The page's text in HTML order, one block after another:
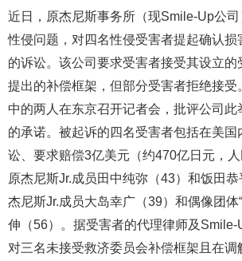
近日，原杰尼斯事务所（现Smile-Up公司
性侵问题，对四名性侵受害者提起确认损
的诉讼。该公司要求受害者接受其设立的
提出的补偿框架，但部分受害者拒绝接受
中的两人在东京召开记者会，批评公司此
的承诺。被起诉的四名受害者包括在美国
讼、要求赔偿3亿美元（约470亿日元，
原杰尼斯Jr.成员田中纯弥（43）和饭田
杰尼斯Jr.成员大岛幸广（39）和偶像团体
伸（56）。据受害者的代理律师及Smile-
对三名未接受救济委员会补偿框架且在调